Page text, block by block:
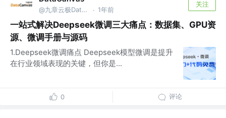
@九章云极DataCanvas · 1年前
关注
一站式解决Deepseek微调三大痛点：数据集、GPU资
源、微调手册与源码
1.Deepseek微调痛点 Deepseek模型微调是提升
在行业领域表现的关键，但你是...
0 评论